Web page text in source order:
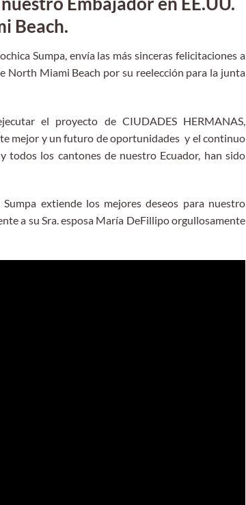
Beach.
Sumpa, envía las más sinceras felicitaciones a
North Miami Beach por su reelección para la junta
el proyecto de CIUDADES HERMANAS,
mejor y un futuro de oportunidades y el continuo
los cantones de nuestro Ecuador, han sido
extiende los mejores deseos para nuestro
a su Sra. esposa María DeFillipo orgullosamente